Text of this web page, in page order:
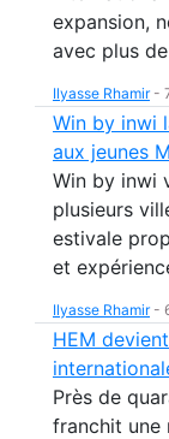
expansion,
avec plus
Ilyasse Rhamir-
Win by inwi
aux jeunes
Win by inwi
plusieurs
estivale
et
Ilyasse Rhamir-
HEM
Près de
franchit une